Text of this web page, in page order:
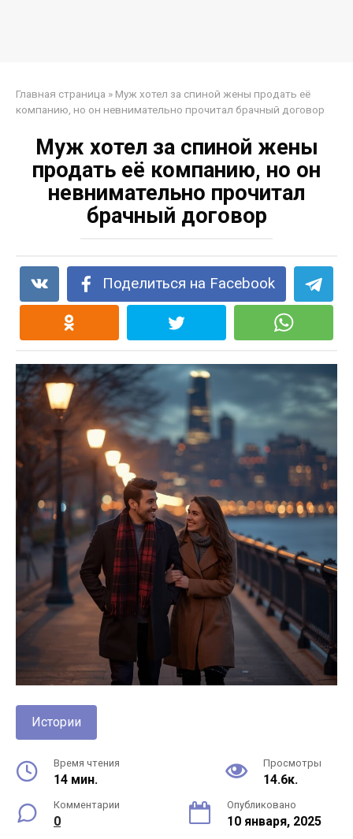
Главная страница » Муж хотел за спиной жены продать её
компанию, но он невнимательно прочитал брачный договор
Муж хотел за спиной жены
продать её компанию, но он
невнимательно прочитал
брачный договор
Поделиться на Facebook
Истории
Время чтения
14 мин.
Просмотры
14.6к.
Комментарии
0
Опубликовано
10 января, 2025